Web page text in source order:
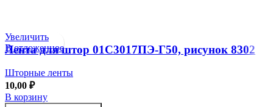
Увеличить
В отложенное
Лента для штор 01С3017ПЭ-Г50, рисунок 8302
Шторные ленты
10,00 ₽
В корзину